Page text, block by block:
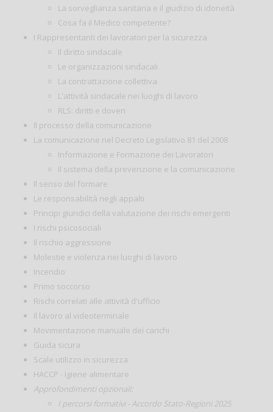
La sorveglianza sanitaria e il giudizio di idoneità
Cosa fa il Medico competente?
I Rappresentanti dei lavoratori per la sicurezza
Il diritto sindacale
Le organizzazioni sindacali
La contrattazione collettiva
L'attività sindacale nei luoghi di lavoro
RLS: diritti e doveri
Il processo della comunicazione
La comunicazione nel Decreto Legislativo 81 del 2008
Informazione e Formazione dei Lavoratori
Il sistema della prevenzione e la comunicazione
Il senso del formare
Le responsabilità negli appalti
Principi giuridici della valutazione dei rischi emergenti
I rischi psicosociali
Il rischio aggressione
Molestie e violenza nei luoghi di lavoro
Incendio
Primo soccorso
Rischi correlati alle attività d'ufficio
Il lavoro al videoterminale
Movimentazione manuale dei carichi
Guida sicura
Scale utilizzo in sicurezza
HACCP - Igiene alimentare
Approfondimenti opzionali:
I percorsi formativi - Accordo Stato-Regioni 2025